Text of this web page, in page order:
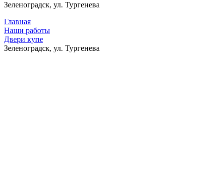
Зеленоградск, ул. Тургенева
Главная
Наши работы
Двери купе
Зеленоградск, ул. Тургенева